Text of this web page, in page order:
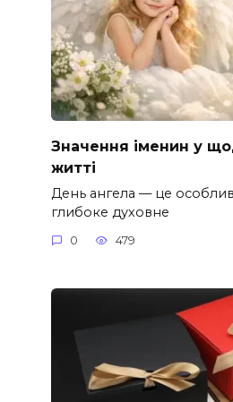
Значення іменин у
житті
День ангела — це
глибоке духовне
0 479